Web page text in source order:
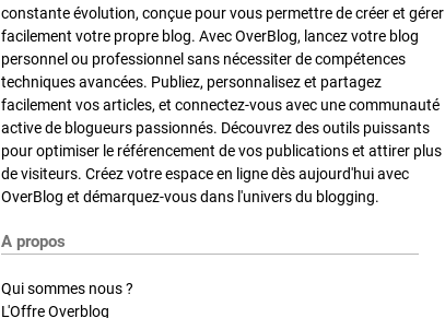
constante évolution, conçue pour vous permettre de créer et gérer
facilement votre propre blog. Avec OverBlog, lancez votre blog
personnel ou professionnel sans nécessiter de compétences
techniques avancées. Publiez, personnalisez et partagez
facilement vos articles, et connectez-vous avec une communauté
active de blogueurs passionnés. Découvrez des outils puissants
pour optimiser le référencement de vos publications et attirer plus
de visiteurs. Créez votre espace en ligne dès aujourd'hui avec
OverBlog et démarquez-vous dans l'univers du blogging.
A propos
Qui sommes nous ?
L'Offre Overblog